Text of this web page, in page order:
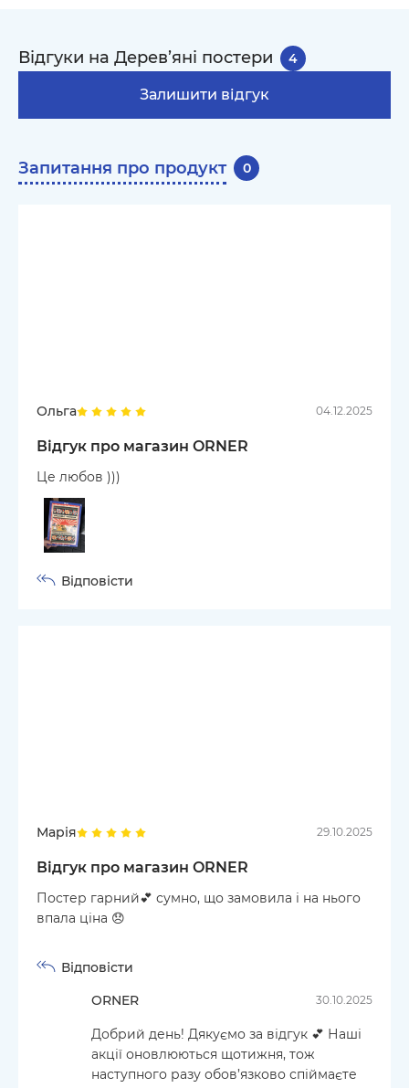
Відгуки на Дерев’яні постери 4
Залишити відгук
Запитання про продукт 0
Ольга 04.12.2025
Відгук про магазин ORNER
Це любов )))
Відповісти
Марія 29.10.2025
Відгук про магазин ORNER
Постер гарний💕 сумно, що замовила і на нього
впала ціна 😞
Відповісти
ORNER
30.10.2025
Добрий день! Дякуємо за відгук 💕 Наші
акції оновлюються щотижня, тож
наступного разу обов’язково спіймаєте